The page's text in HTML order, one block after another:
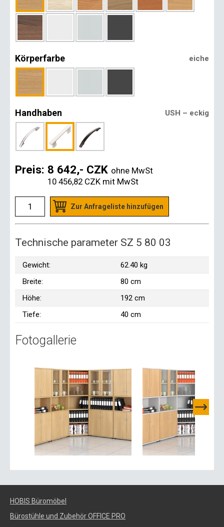
Körperfarbe eiche
Handhaben USH – eckig
Preis: 8 642,- CZK ohne MwSt
10 456,82 CZK mit MwSt
Zur Anfrageliste hinzufügen
Technische parameter SZ 5 80 03
Gewicht:
62.40 kg
Breite:
80 cm
Höhe:
192 cm
Tiefe:
40 cm
Fotogallerie
HOBIS Büromöbel
Bürostühle und Zubehör OFFICE PRO